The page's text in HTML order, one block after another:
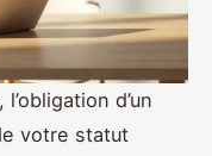
d’un
votre statut